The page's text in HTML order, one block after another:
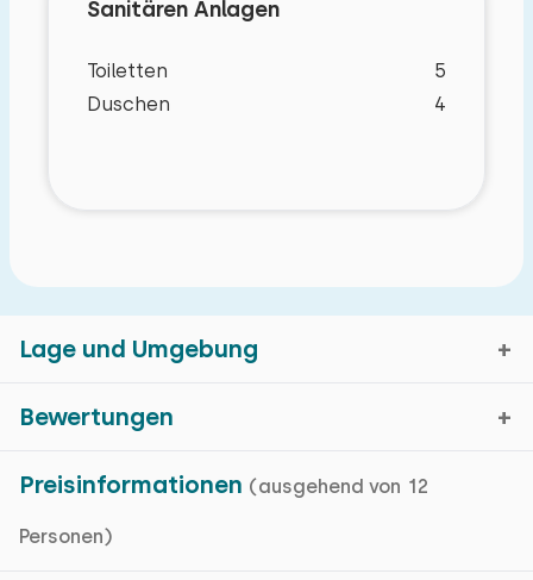
Preisinformationen (ausgehend von 12
Personen)Grundlegende Merkmale
Sanitären Anlagen
Toiletten
5
Duschen
4
Lage und Umgebung
De Bult, Overijssel
Kartenanzeige
Bewertungen
8,5
Bewertung